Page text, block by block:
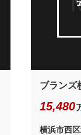
ブランズ
15,480
横浜市西